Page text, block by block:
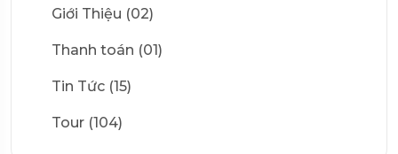
Giới Thiệu (02)
Thanh toán (01)
Tin Tức (15)
Tour (104)